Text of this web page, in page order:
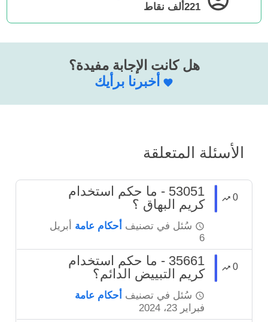
221ألف
نقاط
هل كانت الإجابة مفيدة؟
أخبرنا برأيك
الأسئلة المتعلقة
0
53051 - ما حكم استخدام
كريم البهاق ؟
سُئل في تصنيف أحكام عامة
أبريل
6
0
35661 - ما حكم استخدام
كريم التبييض الدائم؟
سُئل في تصنيف
أحكام عامة
فبراير 23، 2024